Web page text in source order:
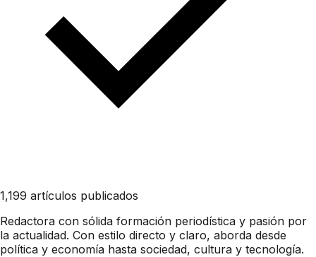
1,199 artículos publicados
Redactora con sólida formación periodística y pasión por
la actualidad. Con estilo directo y claro, aborda desde
política y economía hasta sociedad, cultura y tecnología.